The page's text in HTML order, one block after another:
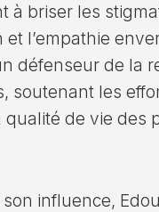
à briser les
l’empathie
défenseur de la
soutenant les
de vie des
influence,